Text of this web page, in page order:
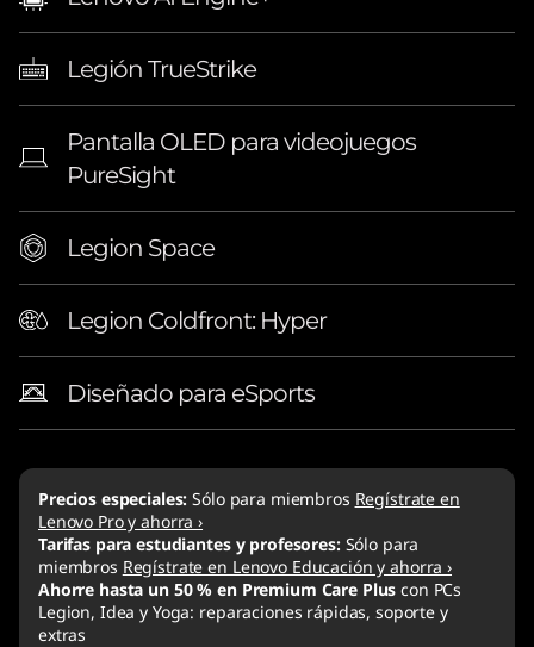
A
M
Legión TrueStrike
Pantalla OLED para videojuegos
PureSight
Legion Space
Legion Coldfront: Hyper
Diseñado para eSports
Precios especiales:Sólo para miembros Regístrate en
Lenovo Pro y ahorra ›
Tarifas para estudiantes y profesores: Sólo para
miembros Regístrate en Lenovo Educación y ahorra ›
Ahorre hasta un 50 % en Premium Care Plus con PCs
Legion, Idea y Yoga: reparaciones rápidas, soporte y
extras